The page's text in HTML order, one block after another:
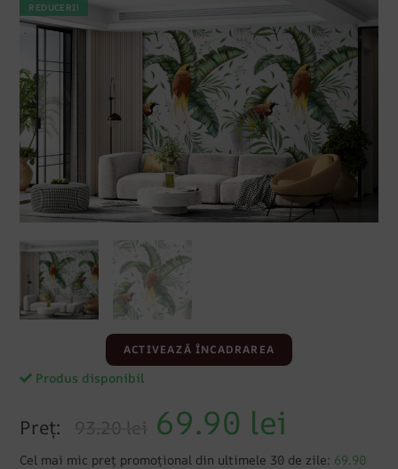
REDUCERI!
ACTIVEAZĂ ÎNCADRAREA
Produs disponibil
Preț: 93.20 lei 69.90 lei
Cel mai mic preț promoțional din ultimele 30 de zile: 69.90